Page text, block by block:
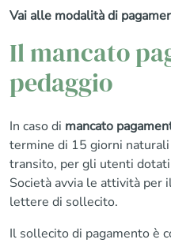
Vai alle modalità di
Il mancato
pedaggio
In caso di mancato
termine di 15 giorni
transito, per gli utenti
Società avvia le attività per
lettere di sollecito.
Il sollecito di pagamento è